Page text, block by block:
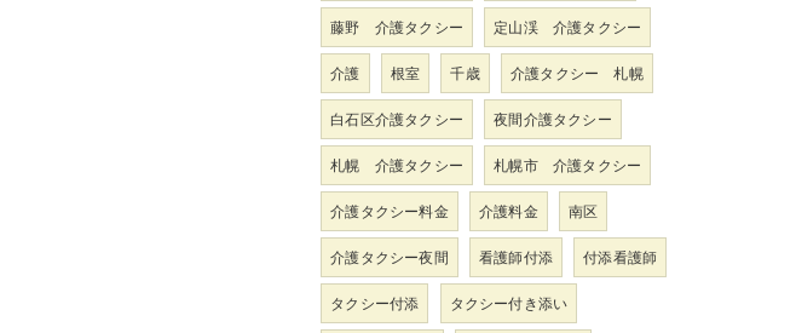
藤野 介護タクシー 定山渓 介護タクシー
介護 根室 千歳 介護タクシー 札幌
白石区介護タクシー 夜間介護タクシー
札幌 介護タクシー 札幌市 介護タクシー
介護タクシー料金 介護料金 南区
介護タクシー夜間 看護師付添 付添看護師
タクシー付添 タクシー付き添い